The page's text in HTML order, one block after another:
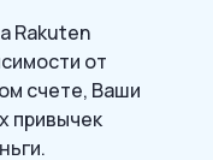
Rakuten
от
счете, Ваши
привычек